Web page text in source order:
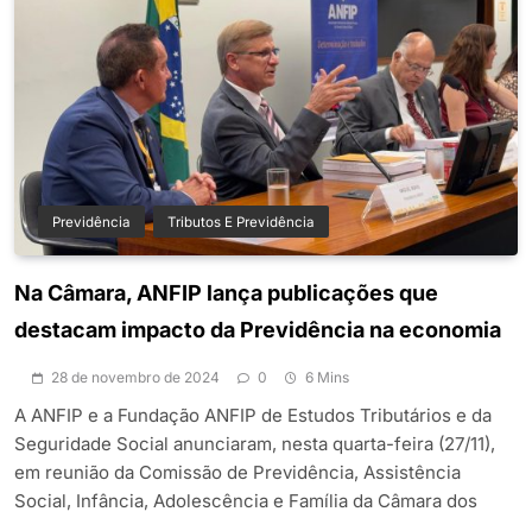
Previdência Tributos E Previdência
Na Câmara, ANFIP lança publicações que
destacam impacto da Previdência na economia
28 de novembro de 2024 0 6 Mins
A ANFIP e a Fundação ANFIP de Estudos Tributários e da
Seguridade Social anunciaram, nesta quarta-feira (27/11),
em reunião da Comissão de Previdência, Assistência
Social, Infância, Adolescência e Família da Câmara dos